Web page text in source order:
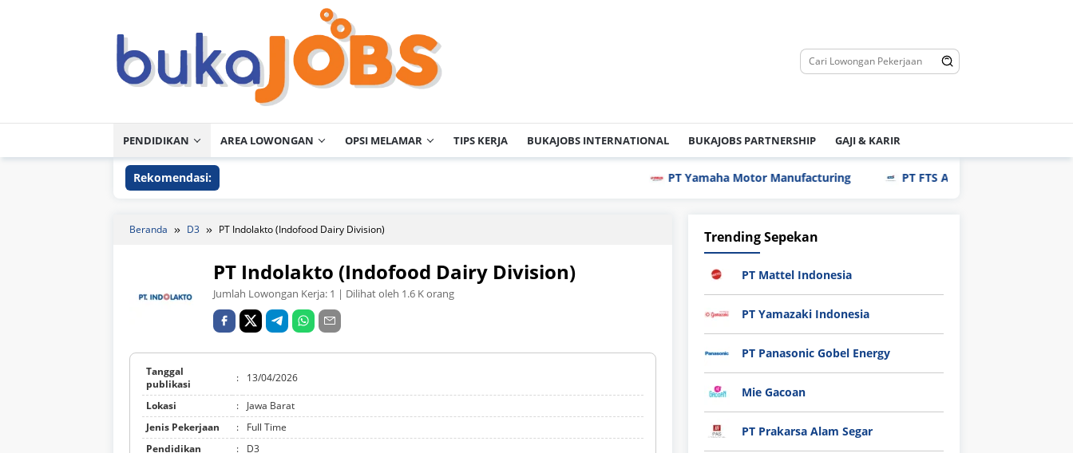
PENDIDIKAN AREA LOWONGAN OPSI MELAMAR TIPS KERJA BUKAJOBS INTERNATIONAL BUKAJOBS PARTNERSHIP GAJI & KARIR
Rekomendasi: PT Yamaha Motor Manufacturing PT FTS Automotive Indonesia
Beranda D3 PT Indolakto (Indofood Dairy Division)
PT Indolakto (Indofood Dairy Division)
Jumlah Lowongan Kerja: 1 | Dilihat oleh 1.6 K orang
Tanggal
publikasi
: 13/04/2026
Lokasi :
Jawa Barat
Jenis Pekerjaan
:
Full Time
Pendidikan
:
D3
Trending Sepekan
PT Mattel Indonesia
PT Yamazaki Indonesia
PT Panasonic Gobel Energy
Mie Gacoan
PT Prakarsa Alam Segar